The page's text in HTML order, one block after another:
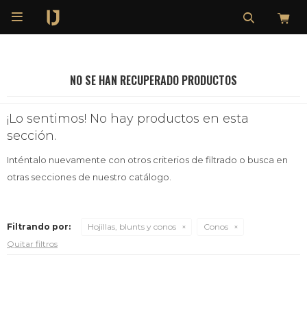

NO SE HAN RECUPERADO PRODUCTOS
¡Lo sentimos! No hay productos en esta
sección.
Inténtalo nuevamente con otros criterios de filtrado o busca en
otras secciones de nuestro catálogo.
Filtrando por: Hojillas, blunts y conos
Conos
Quitar filtros